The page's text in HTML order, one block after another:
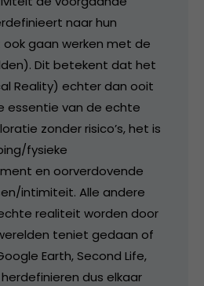
naar hun
gaan werken met de
Dit betekent dat het
Reality) echter dan ooit
essentie van de echte
zonder risico’s, het is
fysieke
en oorverdovende
intimiteit. Alle andere
realiteit worden door
teniet gedaan of
Earth, Second Life,
herdefinieren dus elkaar